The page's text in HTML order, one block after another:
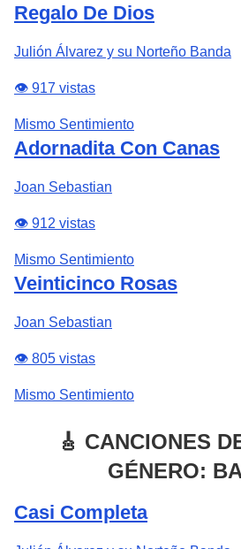
Regalo De Dios
Julión Álvarez y su Norteño Banda
👁️ 917 vistas
Mismo Sentimiento
Adornadita Con Canas
Joan Sebastian
👁️ 912 vistas
Mismo Sentimiento
Veinticinco Rosas
Joan Sebastian
👁️ 805 vistas
Mismo Sentimiento
🎸 CANCIONES
GÉNERO:
Casi Completa